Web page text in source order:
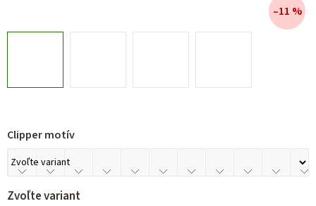
Clipper motív
Zvoľte variant
–11 %